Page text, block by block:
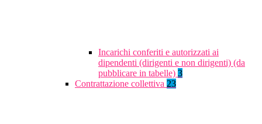
Incarichi conferiti e autorizzati ai
dipendenti (dirigenti e non dirigenti) (da
pubblicare in tabelle) 3
Contrattazione collettiva 23